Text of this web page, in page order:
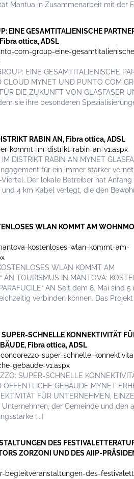
Mantua in Zusammenarbeit mit der
EINE GESAMTITALIENISCHE
ottica, ADSL
com-group-eine-
EINE GESAMTITALIENISCHE
CLOUD MYNET UND PUNTO COM
DIE ZUKUNFT VON GLASFASER
sie ihre besonderen
RABIN AN, Fibra ottica, ADSL
kommt-im-distrikt-rabin-an-v1.aspx
DISTRIKT RABIN AN MYNET
für ein immer stärker
Der lokale Betreiber hat
4 km Kabel verlegt, die den
WLAN KOMMT AM
kostenloses-wlan-kommt-am-
WLAN KOMMT AM
AN TOURISMUS IN MANTOVA:
AN Seit dem 8. Mai sind 5
verbinden können. Das
SCHNELLE KONNEKTIVITÄT
Fibra ottica, ADSL
super-schnelle-
gebaude-v1.aspx
SUPER-SCHNELLE
GEBÄUDE MYNET
FÜR UNTERNEHMEN,
der Gemeinde und den
[...]
DES
ZORZONI UND DES AIIP-
des-